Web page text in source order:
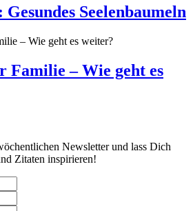
Seelenbaumeln
Familie – Wie geht es
Newsletter und lass Dich
Zitaten inspirieren!